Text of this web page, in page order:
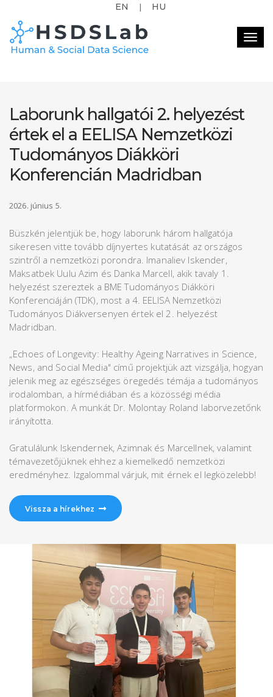
EN | HU
Laborunk hallgatói 2. helyezést
értek el a EELISA Nemzetközi
Tudományos Diákköri
Konferencián Madridban
2026. június 5.
Büszkén jelentjük be, hogy laborunk három hallgatója
sikeresen vitte tovább díjnyertes kutatását az országos
szintről a nemzetközi porondra. Imanaliev Iskender,
Maksatbek Uulu Azim és Danka Marcell, akik tavaly 1.
helyezést szereztek a BME Tudományos Diákköri
Konferenciáján (TDK), most a 4. EELISA Nemzetközi
Tudományos Diákversenyen értek el 2. helyezést
Madridban.
„Echoes of Longevity: Healthy Ageing Narratives in Science,
News, and Social Media" című projektjük azt vizsgálja, hogyan
jelenik meg az egészséges öregedés témája a tudományos
irodalomban, a hírmédiában és a közösségi média
platformokon. A munkát Dr. Molontay Roland laborvezetőnk
irányította.
Gratulálunk Iskendernek, Azimnak és Marcellnek, valamint
témavezetőjüknek ehhez a kiemelkedő nemzetközi
eredményhez. Izgalommal várjuk, mit érnek el legközelebb!
Vissza a hírekhez